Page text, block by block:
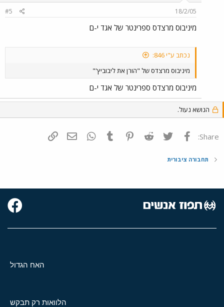
18/2/05
#5
מיניבוס מרצדס ספרינטר של אגד י-ם
נכתב ע"י 846:
מיניבוס מרצדס של "הורן את ליבוביץ'"
מיניבוס מרצדס ספרינטר של אגד י-ם
הנושא נעול.
Share: פייסבוק Twitter
Reddit
Pinterest
Tumblr
WhatsAppדואר אלקטרוני
תחבורה ציבורית
האח הגדול
הלוואות רק תבקש